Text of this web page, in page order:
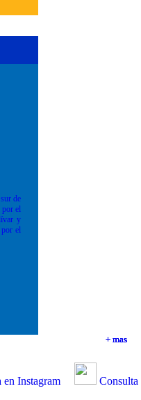
+ mas
+ mas
+ mas
de
por el
y
el
+ mas
en Instagram
Consulta